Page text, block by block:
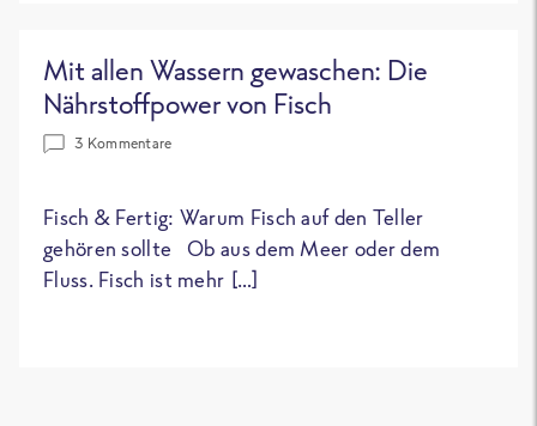
Mit allen Wassern gewaschen: Die
Nährstoffpower von Fisch
3 Kommentare
Fisch & Fertig: Warum Fisch auf den Teller
gehören sollte Ob aus dem Meer oder dem
Fluss. Fisch ist mehr […]